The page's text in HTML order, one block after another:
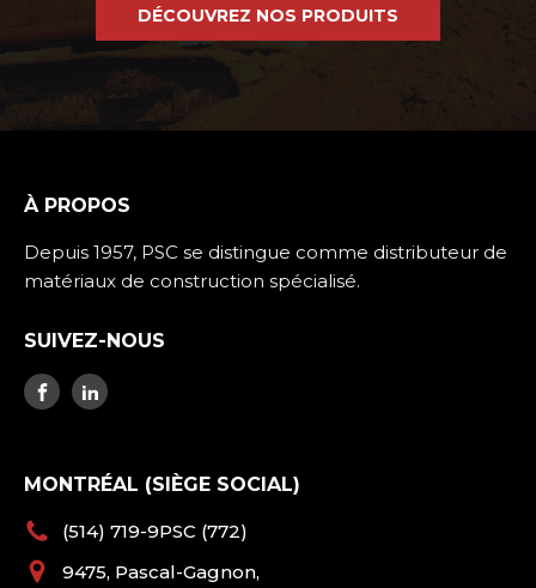
DÉCOUVREZ NOS PRODUITS
À PROPOS
Depuis 1957, PSC se distingue comme distributeur de
matériaux de construction spécialisé.
SUIVEZ-NOUS
MONTRÉAL (SIÈGE SOCIAL)
(514) 719-9PSC (772)
9475, Pascal-Gagnon,